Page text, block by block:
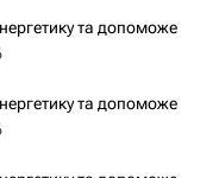
та допоможе
та допоможе